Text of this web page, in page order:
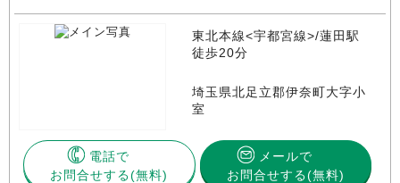
東北本線<宇都宮線>/蓮田駅
徒歩20分
埼玉県北足立郡伊奈町大字小
室
電話で
お問合せする
メールで
お問合せする(無料)